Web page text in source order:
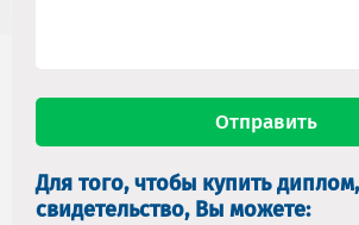
Для того, чтобы купить диплом,
свидетельство, Вы можете: